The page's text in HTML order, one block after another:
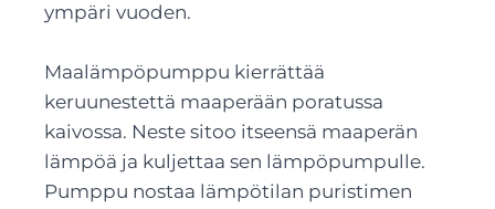
ympäri vuoden.
Maalämpöpumppu kierrättää
keruunestettä maaperään poratussa
kaivossa. Neste sitoo itseensä maaperän
lämpöä ja kuljettaa sen lämpöpumpulle.
Pumppu nostaa lämpötilan puristimen